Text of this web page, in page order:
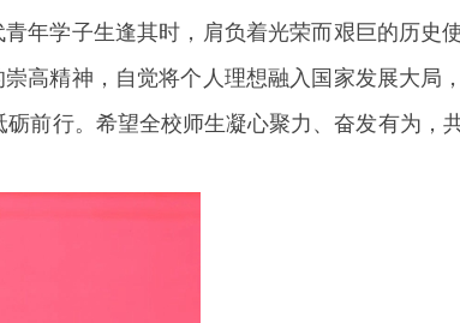
年学子生逢其时，肩负着光荣而艰巨的历史
高精神，自觉将个人理想融入国家发展大局
前行。希望全校师生凝心聚力、奋发有为，